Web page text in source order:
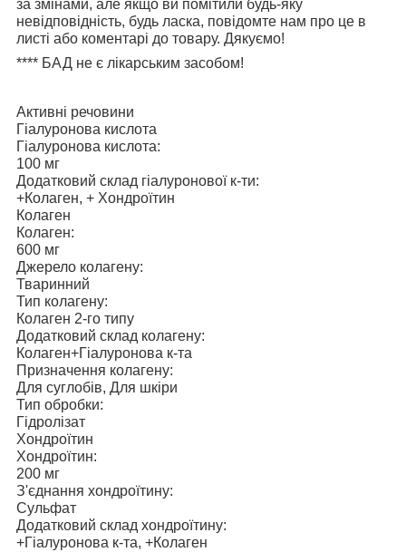
за змінами, але якщо ви помітили будь-яку
невідповідність, будь ласка, повідомте нам про це в
листі або коментарі до товару. Дякуємо!
**** БАД не є лікарським засобом!
Активні речовини
Гіалуронова кислота
Гіалуронова кислота:
100 мг
Додатковий склад гіалуронової к-ти:
+Колаген, + Хондроїтин
Колаген
Колаген:
600 мг
Джерело колагену:
Тваринний
Тип колагену:
Колаген 2-го типу
Додатковий склад колагену:
Колаген+Гіалуронова к-та
Призначення колагену:
Для суглобів, Для шкіри
Тип обробки:
Гідролізат
Хондроїтин
Хондроїтин:
200 мг
З'єднання хондроїтину:
Сульфат
Додатковий склад хондроїтину:
+Гіалуронова к-та, +Колаген